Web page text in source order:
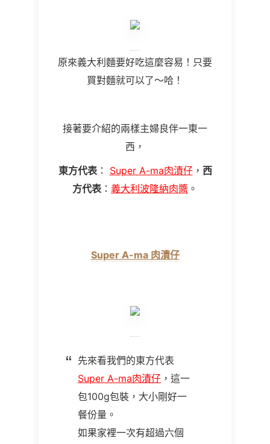
原來義大利麵要好吃這麼容易！只要
買對麵就可以了～哈！
接著要介紹的兩樣主婦良伴一東一
西，
東方代表： Super A-ma肉漬仔， 西
方代表： 義大利波隆納肉醬 。
Super A-ma 肉漬仔
先來看我們的東方代表
Super A-ma肉漬仔 ，這一
包100g包裝，大小剛好一
餐份量。
如果家裡一次有超過六個